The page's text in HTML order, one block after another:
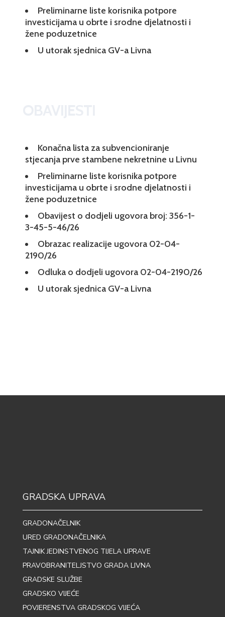
Preliminarne liste korisnika potpore
investicijama u obrte i srodne djelatnosti i
žene poduzetnice
U utorak sjednica GV-a Livna
Konačna lista za subvencioniranje
stjecanja prve stambene nekretnine u Livnu
Preliminarne liste korisnika potpore
investicijama u obrte i srodne djelatnosti i
žene poduzetnice
Obavijest o dodjeli ugovora broj: 356-1-
3-45-5-46/26
Obrazac realizacije ugovora 02-04-
2190/26
Odluka o dodjeli ugovora 02-04-2190/26
U utorak sjednica GV-a Livna
GRADSKA UPRAVA
GRADONAČELNIK
URED GRADONAČELNIKA
TAJNIK JEDINSTVENOG TIJELA UPRAVE
PRAVOBRANITELJSTVO GRADA LIVNA
GRADSKE SLUŽBE
GRADSKO VIJEĆE
POVJERENSTVA GRADSKOG VIJEĆA